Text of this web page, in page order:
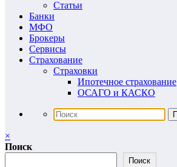
Статьи
Банки
МФО
Брокеры
Сервисы
Страхование
Страховки
Ипотечное страхование
ОСАГО и КАСКО
×
Поиск
Поиск